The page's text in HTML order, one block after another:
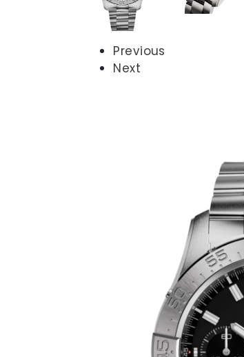
Previous
Next